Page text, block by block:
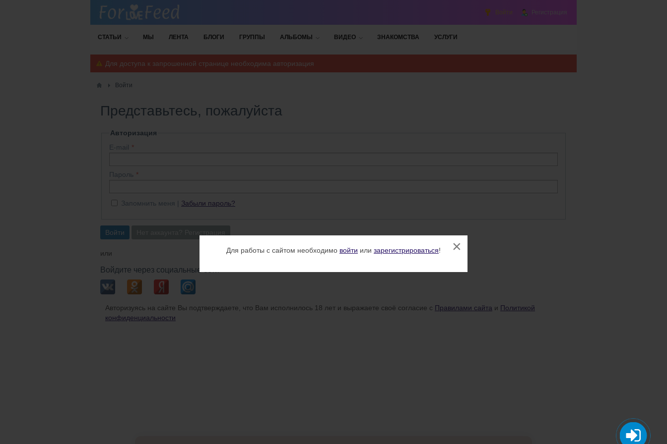
Для работы с сайтом необходимо войти или зарегистрироваться! ×
Войти Регистрация
СТАТЬИ МЫ ЛЕНТА БЛОГИ ГРУППЫ АЛЬБОМЫ ВИДЕО ЗНАКОМСТВА УСЛУГИ
Для доступа к запрошенной странице необходима авторизация
Войти
Представьтесь, пожалуйста
Авторизация
E-mail
Пароль
Запомнить меня Забыли пароль?
Войти
или
Войдите через социальные сети
Авторизуясь на сайте Вы подтверждаете, что Вам исполнилось 18 лет и выражаете своё согласие с Правилами сайта и Политикой
конфиденциальности